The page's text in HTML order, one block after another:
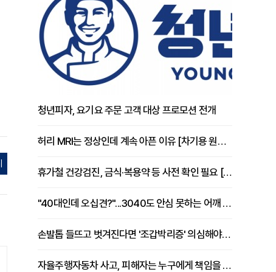
청년피자, 요기요 주문 고객 대상 프로모션 전개
허리 MRI는 정상인데 계속 아픈 이유 [차기용 원장 칼럼]
휴가철 건강검진, 금식·복용약 등 사전 확인 필요 [정도감 원장 칼럼]
"40대인데 오십견?"...3040도 안심 못하는 어깨 유착성 관절낭염
손발톱 들뜨고 벗겨진다면 '조갑박리증' 의심해야 [김철윤 원장 칼럼]
자율주행자동차 사고, 피해자는 누구에게 책임을 물을 수 있을까